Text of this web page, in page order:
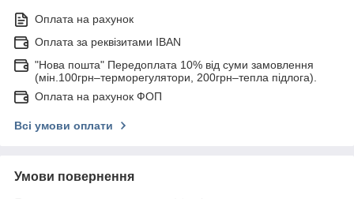
Оплата на рахунок
Оплата за реквізитами IBAN
"Нова пошта" Передоплата 10% від суми замовлення
(мін.100грн–терморегулятори, 200грн–тепла підлога).
Оплата на рахунок ФОП
Всі умови оплати
Умови повернення